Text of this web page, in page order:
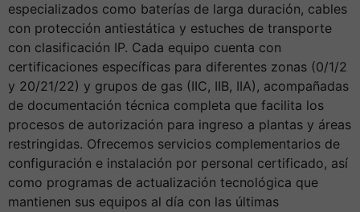
especializados como baterías de larga duración, cables
con protección antiestática y estuches de transporte
con clasificación IP. Cada equipo cuenta con
certificaciones específicas para diferentes zonas (0/1/2
y 20/21/22) y grupos de gas (IIC, IIB, IIA), acompañadas
de documentación técnica completa que facilita los
procesos de autorización para ingreso a plantas y áreas
restringidas. Ofrecemos servicios complementarios de
configuración e instalación por personal certificado, así
como programas de actualización tecnológica que
mantienen sus equipos al día con las últimas